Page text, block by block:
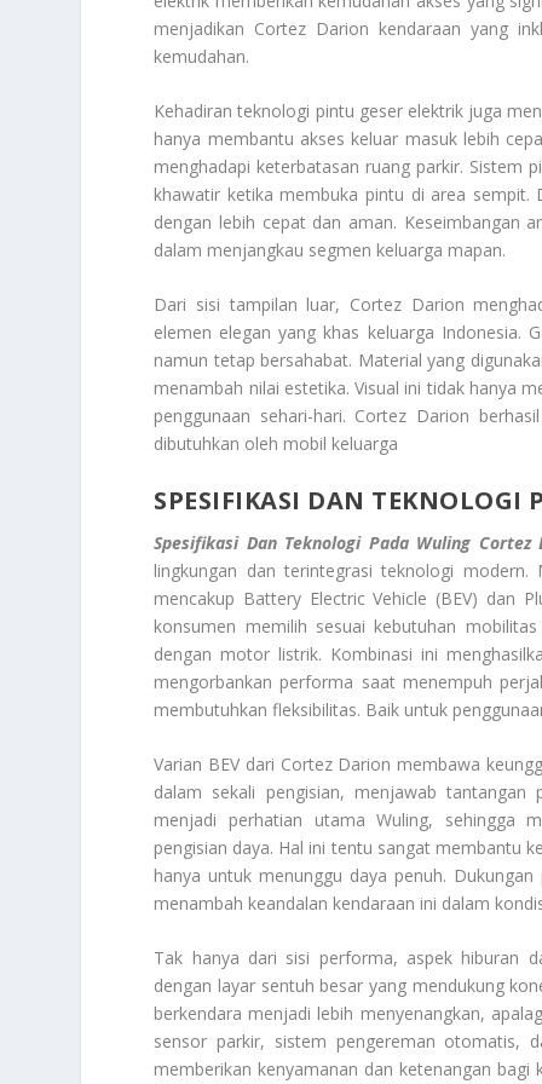
menjadikan Cortez Darion kendaraan yang
kemudahan.
Kehadiran teknologi pintu geser elektrik juga
hanya membantu akses keluar masuk lebih
menghadapi keterbatasan ruang parkir. Sistem
khawatir ketika membuka pintu di area
dengan lebih cepat dan aman. Keseimbangan
dalam menjangkau segmen keluarga mapan.
Dari sisi tampilan luar, Cortez Darion
elemen elegan yang khas keluarga Indonesia.
namun tetap bersahabat. Material yang
menambah nilai estetika. Visual ini tidak hanya
penggunaan sehari-hari. Cortez Darion
dibutuhkan oleh mobil keluarga
SPESIFIKASI DAN TEKNOLOGI
Spesifikasi Dan Teknologi Pada Wuling Cortez
lingkungan dan terintegrasi teknologi
mencakup Battery Electric Vehicle (BEV) dan
konsumen memilih sesuai kebutuhan
dengan motor listrik. Kombinasi ini
mengorbankan performa saat menempuh
membutuhkan fleksibilitas. Baik untuk
Varian BEV dari Cortez Darion membawa
dalam sekali pengisian, menjawab
menjadi perhatian utama Wuling, sehingga
pengisian daya. Hal ini tentu sangat membantu
hanya untuk menunggu daya penuh.
menambah keandalan kendaraan ini dalam
Tak hanya dari sisi performa, aspek hiburan
dengan layar sentuh besar yang mendukung
berkendara menjadi lebih menyenangkan,
sensor parkir, sistem pengereman otomatis,
memberikan kenyamanan dan ketenangan